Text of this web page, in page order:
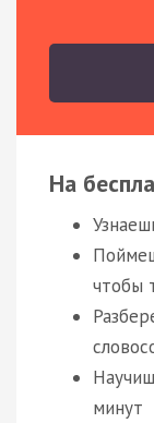
На
чтобы
минут